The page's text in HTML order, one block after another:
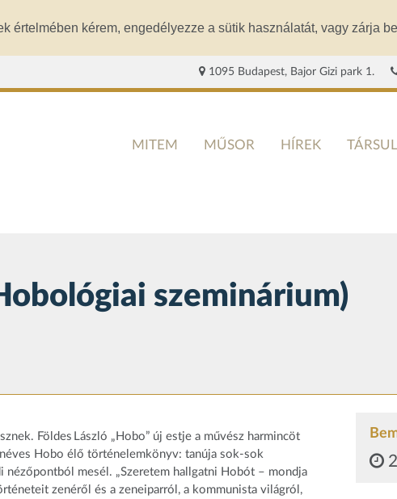
értelmében kérem, engedélyezze a sütik használatát, vagy zárja
1095 Budapest, Bajor Gizi park 1.
MITEM MŰSOR HÍREK
szeminárium)
Földes László „Hobo” új estje a művész harmincöt
Hobo élő történelemkönyv: tanúja sok-sok
mesél. „Szeretem hallgatni Hobót – mondja
zenéről és a zeneiparról, a kommunista világról,